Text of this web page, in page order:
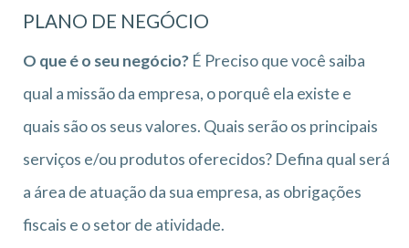
PLANO DE NEGÓCIO
O que é o seu negócio? É Preciso que você saiba
qual a missão da empresa, o porquê ela existe e
quais são os seus valores. Quais serão os principais
serviços e/ou produtos oferecidos? Defina qual será
a área de atuação da sua empresa, as obrigações
fiscais e o setor de atividade.